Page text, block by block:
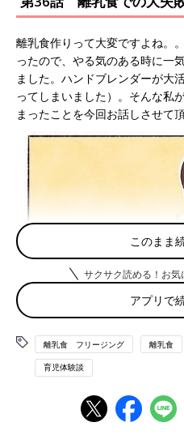
離乳食作りって大変ですよね。
ったので、やる気のある時に一
ました。ハンドブレンダーが大
ってしまいました）。そんな私
まったことを今回お話しさせて
このまま
サクサク読める！お
アプリで
離乳食 フリージング 離乳食
育児体験談